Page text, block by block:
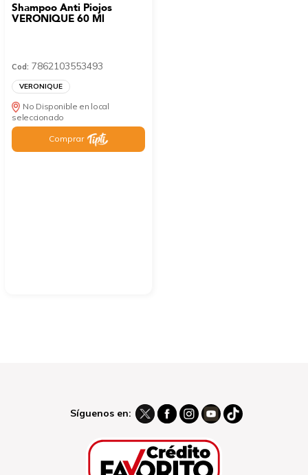
Shampoo Anti Piojos
VERONIQUE 60 Ml
Cod: 7862103553493
VERONIQUE
No Disponible en local
seleccionado
Comprar
Síguenos en: